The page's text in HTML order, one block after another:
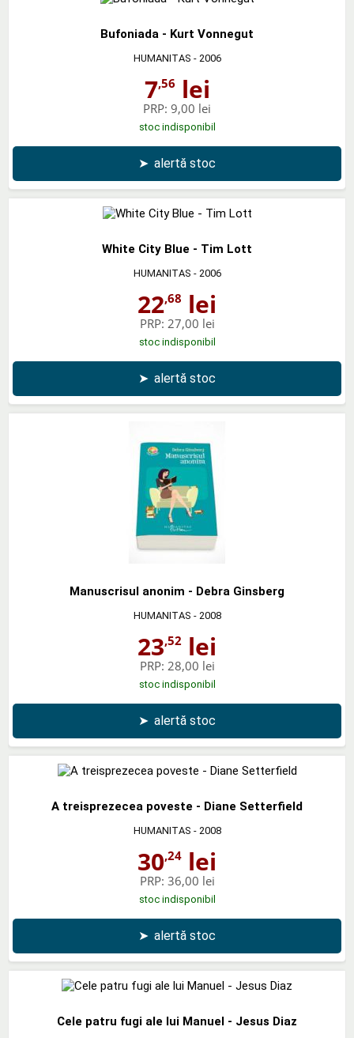
Bufoniada - Kurt Vonnegut
HUMANITAS - 2006
7,56 lei
PRP: 9,00 lei
stoc indisponibil
➤ alertă stoc
White City Blue - Tim Lott
HUMANITAS - 2006
22,68 lei
PRP: 27,00 lei
stoc indisponibil
➤ alertă stoc
Manuscrisul anonim - Debra Ginsberg
HUMANITAS - 2008
23,52 lei
PRP: 28,00 lei
stoc indisponibil
➤ alertă stoc
A treisprezecea poveste - Diane Setterfield
HUMANITAS - 2008
30,24 lei
PRP: 36,00 lei
stoc indisponibil
➤ alertă stoc
Cele patru fugi ale lui Manuel - Jesus Diaz